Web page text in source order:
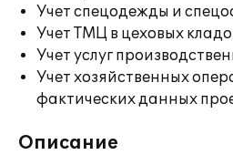
Учет спецодежды и
Учет ТМЦ в цеховых
Учет услуг
Учет хозяйственных
фактических данных
Описание